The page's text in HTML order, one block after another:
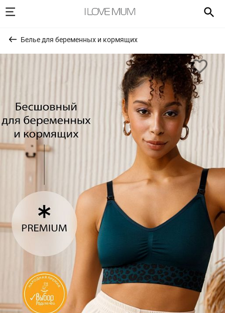
Белье для беременных и кормящих